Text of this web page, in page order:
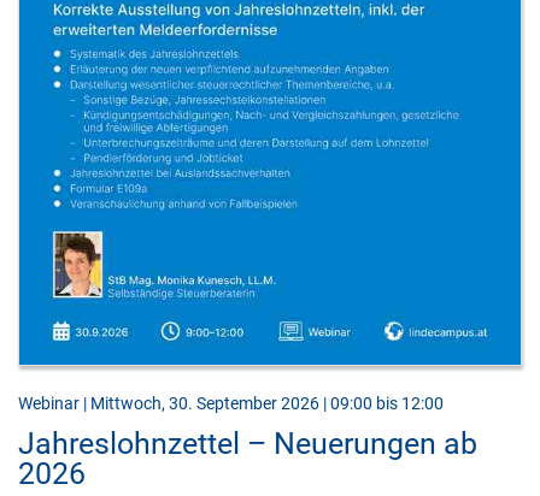
Webinar | Mittwoch, 30. September 2026 | 09:00 bis 12:00
Jahreslohnzettel – Neuerungen ab
2026